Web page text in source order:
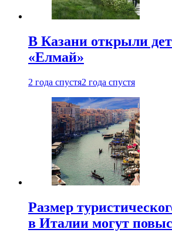
В Казани открыли
«Елмай»
2 года спустя2 года спустя
Размер
в Италии могут